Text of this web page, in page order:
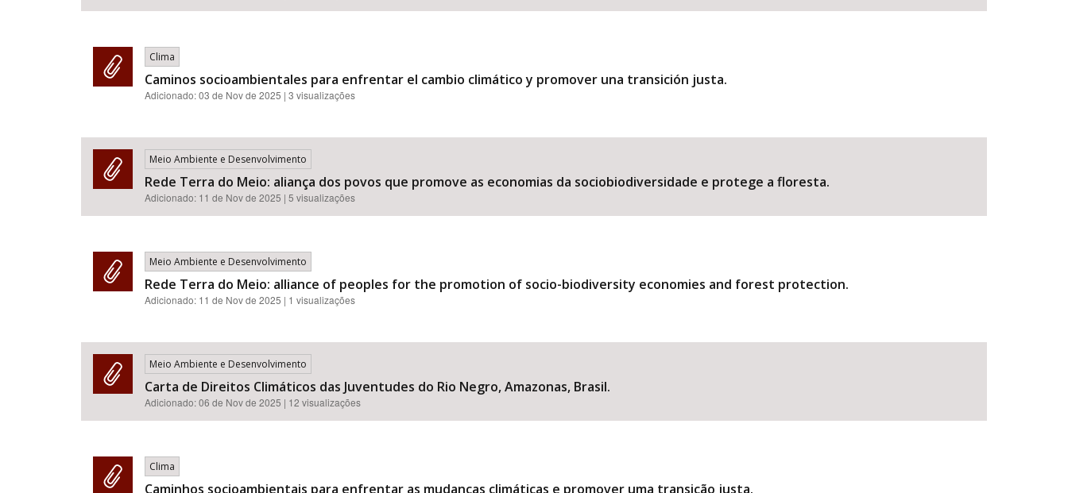
Clima
Caminos socioambientales para enfrentar el cambio climático y promover una transición justa.
Adicionado:03 de Nov de 2025 | 3 visualizações
Meio Ambiente e Desenvolvimento
Rede Terra do Meio: aliança dos povos que promove as economias da sociobiodiversidade e protege a floresta.
Adicionado: 11 de Nov de 2025 | 5 visualizações
Meio Ambiente e Desenvolvimento
Rede Terra do Meio: alliance of peoples for the promotion of socio-biodiversity economies and forest protection.
Adicionado: 11 de Nov de 2025 | 1 visualizações
Meio Ambiente e Desenvolvimento
Carta de Direitos Climáticos das Juventudes do Rio Negro, Amazonas, Brasil.
Adicionado:06 de Nov de 2025 | 12 visualizações
Clima
Caminhos socioambientais para enfrentar as mudanças climáticas e promover uma transição justa.